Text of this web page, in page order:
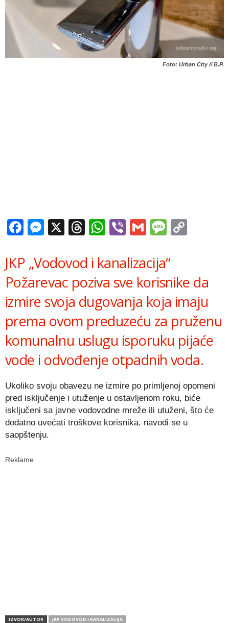
Foto: Urban City // B.P.
Facebook
Messenger
X Threads
WhatsApp
ViberGmail
JKP „Vodovod i kanalizacija“
Požarevac poziva sve korisnike da
izmire svoja dugovanja koja imaju
prema ovom preduzeću za pruženu
komunalnu uslugu isporuku pijaće
vode i odvođenje otpadnih voda.
Ukoliko svoju obavezu ne izmire po primljenoj opomeni
pred isključenje i utuženje u ostavljenom roku, biće
isključeni sa javne vodovodne mreže ili utuženi, što će
dodatno uvećati troškove korisnika, navodi se u
saopštenju.
Reklame
IZVOR/AUTOR
JKP VODOVOD I KANALIZACIJA